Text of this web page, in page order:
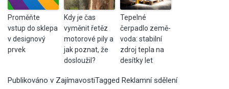
Proměňte
vstup do sklepa
v designový
prvek
Kdy je čas
vyměnit řetěz
motorové pily a
jak poznat, že
dosloužil?
Tepelné
čerpadlo země-
voda: stabilní
zdroj tepla na
desítky let
Publikováno v ZajímavostiTagged Reklamní sdělení